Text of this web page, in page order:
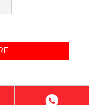
Furniture